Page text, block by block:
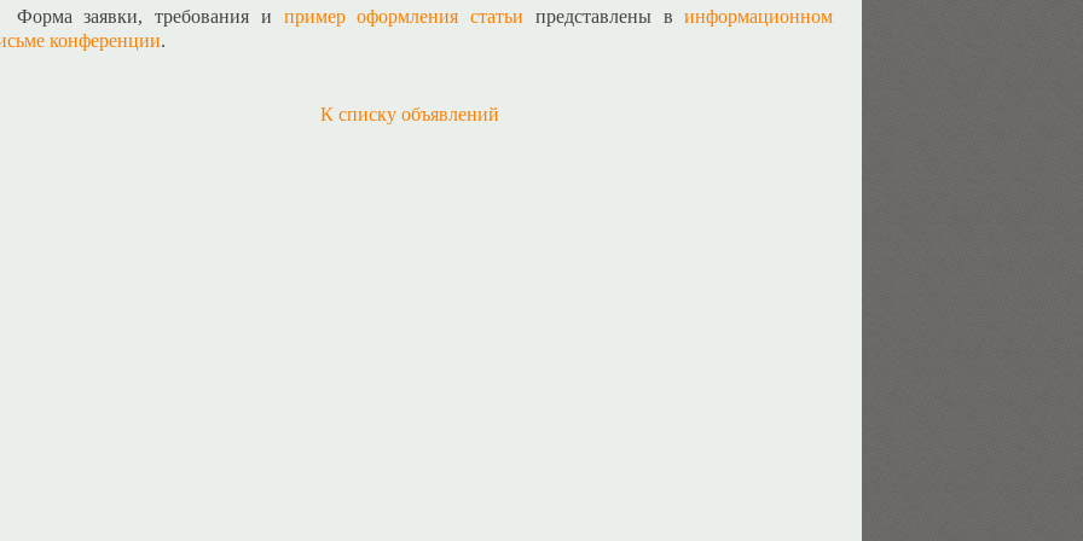
Форма заявки, требования и пример оформления статьи представлены винформационном
конференции.
К списку объявлений